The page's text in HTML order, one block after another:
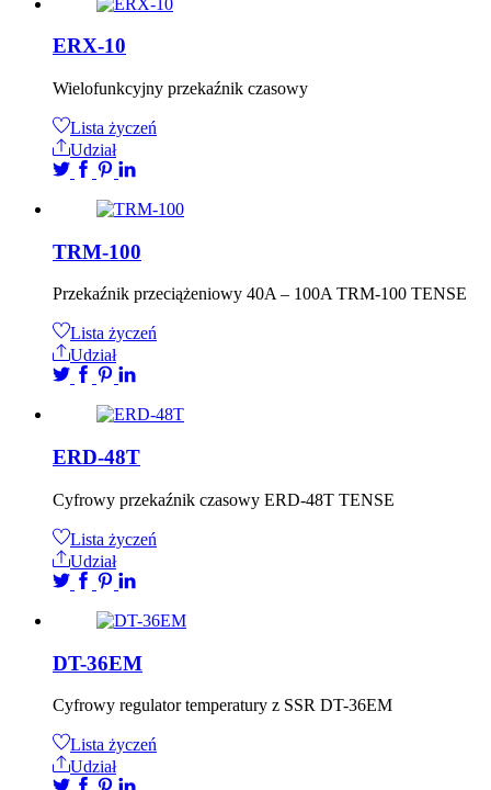
ERX-10
Wielofunkcyjny przekaźnik czasowy
Lista życzeń
Udział
TRM-100
Przekaźnik przeciążeniowy 40A – 100A TRM-100 TENSE
Lista życzeń
Udział
ERD-48T
Cyfrowy przekaźnik czasowy ERD-48T TENSE
Lista życzeń
Udział
DT-36EM
Cyfrowy regulator temperatury z SSR DT-36EM
Lista życzeń
Udział